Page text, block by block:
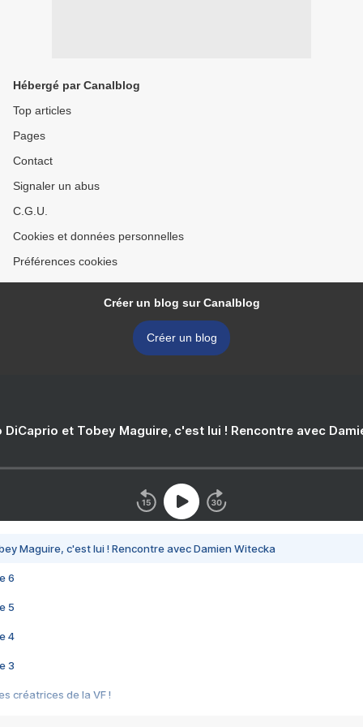
Hébergé par Canalblog
Top articles
Pages
Contact
Signaler un abus
C.G.U.
Cookies et données personnelles
Préférences cookies
Créer un blog sur Canalblog
Créer un blog
DiCaprio et Tobey Maguire, c'est lui ! Rencontre avec
Maguire, c'est lui ! Rencontre avec Damien Witecka
6
5
4
3
créatrices de la VF !